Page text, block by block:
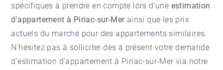
spécifiques à prendre en compte lors d'une estimation
d'appartement à Piriac-sur-Merainsi que les prix
actuels du marché pour des appartements similaires.
N'hésitez pas à solliciter dès à présent votre demande
d'estimation d'appartement à Piriac-sur-Mer via notre